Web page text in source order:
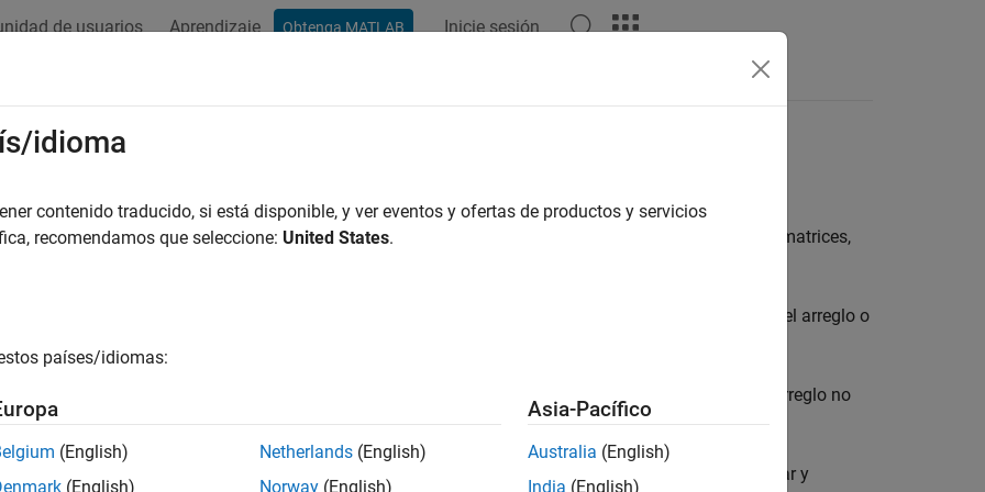
de usuarios Aprendizaje Obtenga MATLAB Inicie sesión
de tamaño variable
y diferencias para generar código
la generación de código, el generador de código identifica arreglos, incluyendo escalares, vectores y matrices,
generador de código designa un arreglo como de tamaño variable si no puede determinar el tamaño del arreglo o
generador de código designa un arreglo como de tamaño fijo si puede determinar que el tamaño del arreglo no
cómo el generador de código gestiona los arreglos de tamaño fijo y variable ayuda a diagnosticar y
idioma
contenido traducido, si está disponible, y ver eventos y ofertas de productos y servicios
recomendamos que seleccione: United States.
países/idiomas:
(English)
(English)
Netherlands (English)
Norway (English)
Asia-Pacífico
Australia (English)
India (English)